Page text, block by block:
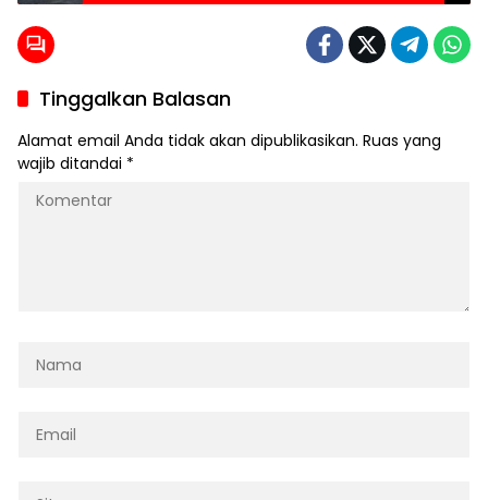
Tinggalkan Balasan
Alamat email Anda tidak akan dipublikasikan. Ruas yang
wajib ditandai *